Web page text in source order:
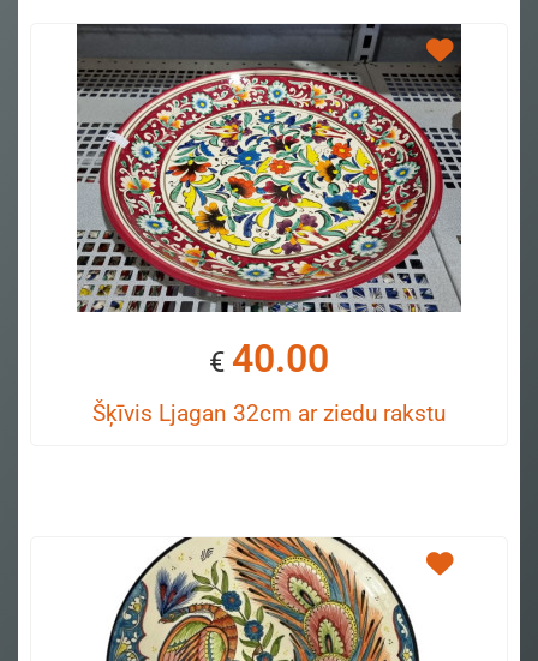
€ 40.00
Šķīvis Ljagan 32cm ar ziedu rakstu